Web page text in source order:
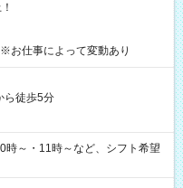
仕事によって変動あり
ら徒歩5分
～・11時～など、シフト希望